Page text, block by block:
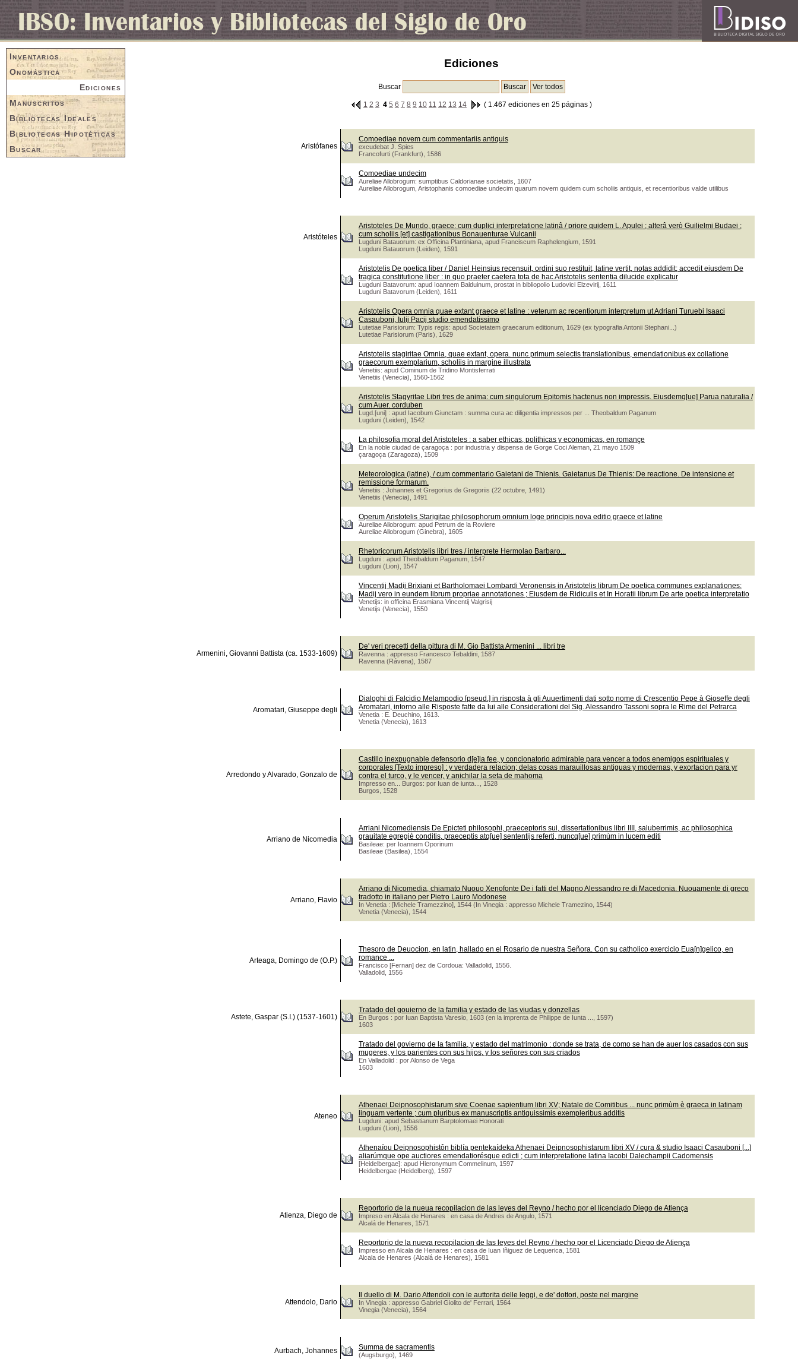
Inventarios
Onomástica
Ediciones
Manuscritos
Bibliotecas Ideales
Bibliotecas Hipotéticas
Buscar
Ediciones
Buscar
1 2 3 4 5 6 7 8 9 10 11 12 13 14 ( 1.467 ediciones en 25 páginas )
Aristófanes
Comoediae novem cum commentariis antiquis
excudebat J. Spies
Francofurti (Frankfurt), 1586
Comoediae undecim
Aureliae Allobrogum: sumptibus Caldorianae societatis, 1607
Aureliae Allobrogum, Aristophanis comoediae undecim quarum novem quidem cum scholiis antiquis, et recentioribus valde utilibus
Aristóteles
Aristoteles De Mundo, graece: cum duplici interpretatione latinâ / priore quidem L. Apulei ; alterâ verò Guilielmi Budaei ;
cum scholiis [et] castigationibus Bonauenturae Vulcanii
Lugduni Batauorum: ex Officina Plantiniana, apud Franciscum Raphelengium, 1591
Lugduni Batauorum (Leiden), 1591
Aristotelis De poetica liber / Daniel Heinsius recensuit, ordini suo restituit, latine vertit, notas addidit; accedit eiusdem De
tragica constitutione liber : in quo praeter caetera tota de hac Aristotelis sententia dilucide explicatur
Lugduni Batavorum: apud Ioannem Balduinum, prostat in bibliopolio Ludovici Elzevirij, 1611
Lugduni Batavorum (Leiden), 1611
Aristotelis Opera omnia quae extant graece et latine : veterum ac recentiorum interpretum ut Adriani Turuebi Isaaci
Casauboni, Iulij Pacij studio emendatissimo
Lutetiae Parisiorum: Typis regis: apud Societatem graecarum editionum, 1629 (ex typografia Antonii Stephani...)
Lutetiae Parisiorum (Paris), 1629
Aristotelis stagiritae Omnia, quae extant, opera. nunc primum selectis translationibus, emendationibus ex collatione
graecorum exemplarium, scholiis in margine illustrata
Venetiis: apud Cominum de Tridino Montisferrati
Venetiis (Venecia), 1560-1562
Aristotelis Stagyritae Libri tres de anima: cum singulorum Epitomis hactenus non impressis. Eiusdemq[ue] Parua naturalia /
cum Auer. corduben
Lugd.[uni] : apud Iacobum Giunctam : summa cura ac diligentia impressos per ... Theobaldum Paganum
Lugduni (Leiden), 1542
La philosofia moral del Aristoteles : a saber ethicas, polithicas y economicas, en romançe
En la noble ciudad de çaragoça : por industria y dispensa de Gorge Coci Aleman, 21 mayo 1509
çaragoça (Zaragoza), 1509
Meteorologica (latine), / cum commentario Gaietani de Thienis. Gaietanus De Thienis: De reactione. De intensione et
remissione formarum.
Venetiis : Johannes et Gregorius de Gregoriis (22 octubre, 1491)
Venetiis (Venecia), 1491
Operum Aristotelis Starigitae philosophorum omnium loge principis nova editio graece et latine
Aureliae Allobrogum: apud Petrum de la Roviere
Aureliae Allobrogum (Ginebra), 1605
Rhetoricorum Aristotelis libri tres / interprete Hermolao Barbaro...
Lugduni : apud Theobaldum Paganum, 1547
Lugduni (Lion), 1547
Vincentij Madij Brixiani et Bartholomaei Lombardi Veronensis in Aristotelis librum De poetica communes explanationes:
Madij vero in eundem librum propriae annotationes ; Eiusdem de Ridiculis et In Horatii librum De arte poetica interpretatio
Venetijs: in officina Erasmiana Vincentij Valgrisij
Venetijs (Venecia), 1550
Armenini, Giovanni Battista (ca. 1533-1609)
De' veri precetti della pittura di M. Gio Battista Armenini ... libri tre
Ravenna : appresso Francesco Tebaldini, 1587
Ravenna (Rávena), 1587
Aromatari, Giuseppe degli
Dialoghi di Falcidio Melampodio [pseud.] in risposta à gli Auuertimenti dati sotto nome di Crescentio Pepe à Gioseffe degli
Aromatari, intorno alle Risposte fatte da lui alle Considerationi del Sig. Alessandro Tassoni sopra le Rime del Petrarca
Venetia : E. Deuchino, 1613.
Venetia (Venecia), 1613
Arredondo y Alvarado, Gonzalo de
Castillo inexpugnable defensorio d[e]la fee, y concionatorio admirable para vencer a todos enemigos espirituales y
corporales [Texto impreso] : y verdadera relacion; delas cosas marauillosas antiguas y modernas, y exortacion para yr
contra el turco, y le vencer, y anichilar la seta de mahoma
Impresso en... Burgos: por Iuan de iunta..., 1528
Burgos, 1528
Arriano de Nicomedia
Arriani Nicomediensis De Epicteti philosophi, praeceptoris sui, dissertationibus libri IIII, saluberrimis, ac philosophica
grauitate egregiè conditis, praeceptis atq[ue] sententijs referti, nuncq[ue] primùm in lucem editi
Basileae: per Ioannem Oporinum
Basileae (Basilea), 1554
Arriano, Flavio
Arriano di Nicomedia, chiamato Nuouo Xenofonte De i fatti del Magno Alessandro re di Macedonia. Nuouamente di greco
tradotto in italiano per Pietro Lauro Modonese
In Venetia : [Michele Tramezzino], 1544 (In Vinegia : appresso Michele Tramezino, 1544)
Venetia (Venecia), 1544
Arteaga, Domingo de (O.P.)
Thesoro de Deuocion, en latin, hallado en el Rosario de nuestra Señora. Con su catholico exercicio Eua[n]gelico, en
romance ...
Francisco [Fernan] dez de Cordoua: Valladolid, 1556.
Valladolid, 1556
Astete, Gaspar (S.I.) (1537-1601)
Tratado del gouierno de la familia y estado de las viudas y donzellas
En Burgos : por Iuan Baptista Varesio, 1603 (en la imprenta de Philippe de Iunta ..., 1597)
1603
Tratado del govierno de la familia, y estado del matrimonio : donde se trata, de como se han de auer los casados con sus
mugeres, y los parientes con sus hijos, y los señores con sus criados
En Valladolid : por Alonso de Vega
1603
Ateneo
Athenaei Deipnosophistarum sive Coenae sapientium libri XV; Natale de Comitibus ... nunc primùm è graeca in latinam
linguam vertente ; cum pluribus ex manuscriptis antiquissimis exempleribus additis
Lugduni: apud Sebastianum Barptolomaei Honorati
Lugduni (Lion), 1556
Athenaíou Deipnosophistôn biblía pentekaídeka Athenaei Deipnosophistarum libri XV / cura & studio Isaaci Casauboni [...]
aliarúmque ope auctiores emendatiorésque edicti ; cum interpretatione latina Iacobi Dalechampii Cadomensis
[Heidelbergae]: apud Hieronymum Commelinum, 1597
Heidelbergae (Heidelberg), 1597
Atienza, Diego de
Reportorio de la nueua recopilacion de las leyes del Reyno / hecho por el licenciado Diego de Atiença
Impreso en Alcala de Henares : en casa de Andres de Angulo, 1571
Alcalá de Henares, 1571
Reportorio de la nueva recopilacion de las leyes del Reyno / hecho por el Licenciado Diego de Atiença
Impresso en Alcala de Henares : en casa de Iuan Iñiguez de Lequerica, 1581
Alcala de Henares (Alcalá de Henares), 1581
Attendolo, Dario
Il duello di M. Dario Attendoli con le auttorita delle leggi, e de' dottori, poste nel margine
In Vinegia : appresso Gabriel Giolito de' Ferrari, 1564
Vinegia (Venecia), 1564
Aurbach, Johannes Summa de sacramentis
(Augsburgo), 1469